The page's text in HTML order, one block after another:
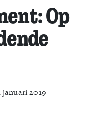
Op
januari 2019